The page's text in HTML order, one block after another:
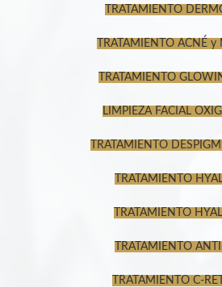
TRATAMIENTO
TRATAMIENTO ACNÉ y
TRATAMIENTO
LIMPIEZA FACIAL
TRATAMIENTO
TRATAMIENTO
TRATAMIENTO
TRATAMIENTO
TRATAMIENTO C-